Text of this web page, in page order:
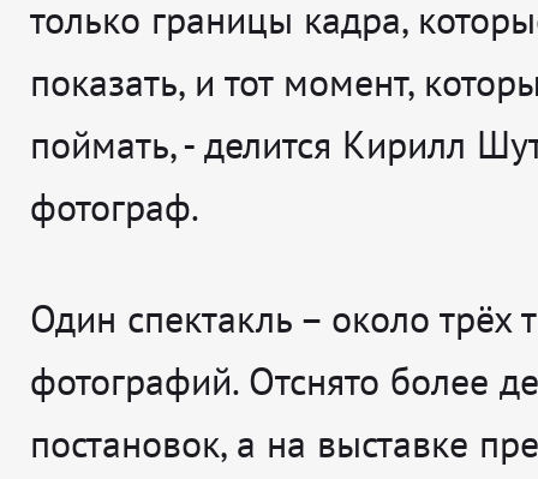
только границы кадра,
показать, и тот момент,
поймать, - делится Кирилл
фотограф.
Один спектакль – около трёх
фотографий. Отснято более
постановок, а на выставке